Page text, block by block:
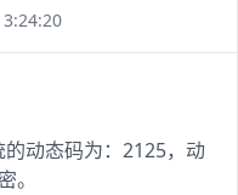
的动态码为：2125，动
。